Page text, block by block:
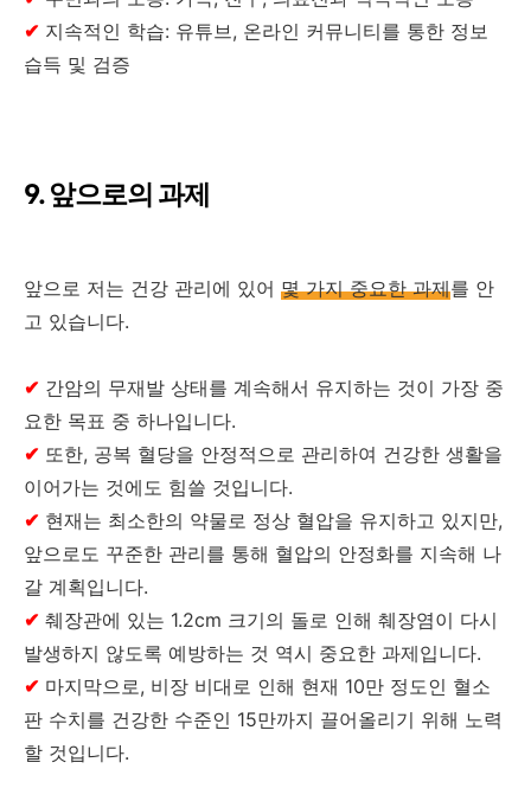
✔ 지속적인 학습: 유튜브, 온라인 커뮤니티를 통한 정보
습득 및 검증
9. 앞으로의 과제
앞으로 저는 건강 관리에 있어 몇 가지 중요한 과제를 안
고 있습니다.
✔ 간암의 무재발 상태를 계속해서 유지하는 것이 가장 중
요한 목표 중 하나입니다.
✔ 또한, 공복 혈당을 안정적으로 관리하여 건강한 생활을
이어가는 것에도 힘쓸 것입니다.
✔ 현재는 최소한의 약물로 정상 혈압을 유지하고 있지만,
앞으로도 꾸준한 관리를 통해 혈압의 안정화를 지속해 나
갈 계획입니다.
✔ 췌장관에 있는 1.2cm 크기의 돌로 인해 췌장염이 다시
발생하지 않도록 예방하는 것 역시 중요한 과제입니다.
✔ 마지막으로, 비장 비대로 인해 현재 10만 정도인 혈소
판 수치를 건강한 수준인 15만까지 끌어올리기 위해 노력
할 것입니다.